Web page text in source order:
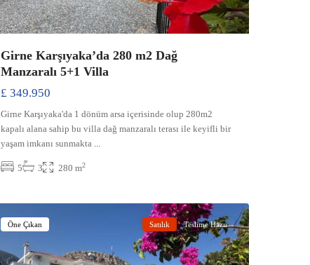
Girne Karşıyaka’da 280 m2 Dağ
Manzaralı 5+1 Villa
£ 349.950
Girne Karşıyaka'da 1 dönüm arsa içerisinde olup 280m2
kapalı alana sahip bu villa dağ manzaralı terası ile keyifli bir
yaşam imkanı sunmakta
5 3 280 m2
Doğanköy,
Öne Çıkan Satılık Teslime Hazır